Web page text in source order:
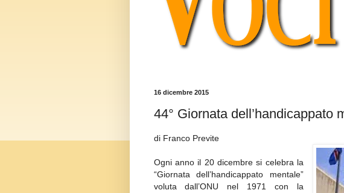
16 dicembre 2015
44° Giornata dell’handicappato
di Franco Previte
Ogni anno il 20 dicembre si celebra la
“Giornata dell’handicappato mentale”
voluta dall’ONU nel 1971 con la